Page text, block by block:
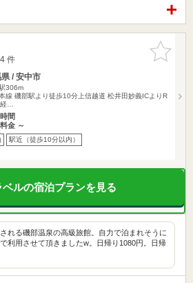
お気に入
りに追加
件
/ 安中市
306m
線 磯部駅より徒歩10分上信越道 松井田妙義ICよりR
…
間
金 ～
駅近（徒歩10分以内）
ルの宿泊プランを見る
れる磯部温泉の高級旅館。自力で泊まれそうに
利用させて頂きましたw。日帰り1080円。日帰